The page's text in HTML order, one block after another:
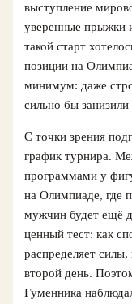
выступление
уверенные прыжки
такой старт
позиции на
минимум: даже
сильно бы занизили
С точки зрения
график турнира.
программами у
на Олимпиаде, где
мужчин будет ещё
ценный тест: как
распределяет
второй день.
Гуменника